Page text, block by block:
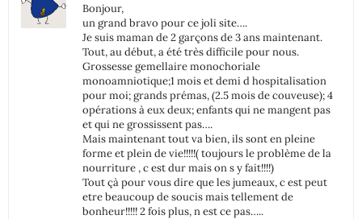
Bonjour,
un grand bravo pour ce joli site….
Je suis maman de 2 garçons de 3 ans maintenant.
Tout, au début, a été très difficile pour nous.
Grossesse gemellaire monochoriale
monoamniotique;1 mois et demi d hospitalisation
pour moi; grands prémas, (2.5 mois de couveuse); 4
opérations à eux deux; enfants qui ne mangent pas
et qui ne grossissent pas….
Mais maintenant tout va bien, ils sont en pleine
forme et plein de vie!!!!!( toujours le problème de la
nourriture , c est dur mais on s y fait!!!!)
Tout çà pour vous dire que les jumeaux, c est peut
etre beaucoup de soucis mais tellement de
bonheur!!!!! 2 fois plus, n est ce pas…..